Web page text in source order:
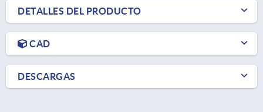
DETALLES DEL PRODUCTO
CAD
DESCARGAS